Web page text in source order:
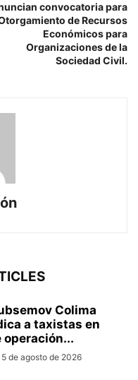
convocatoria para
de Recursos
Económicos para
Organizaciones de la
Sociedad Civil.
Colima
a taxistas en
operación...
5 de agosto de 2026